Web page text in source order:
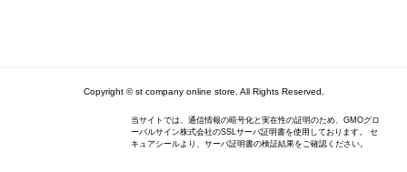
Copyright © st company online store. All Rights Reserved.
当サイトでは、通信情報の暗号化と実在性の証明のため、GMOグロ
ーバルサイン株式会社のSSLサーバ証明書を使用しております。 セ
キュアシールより、サーバ証明書の検証結果をご確認ください。